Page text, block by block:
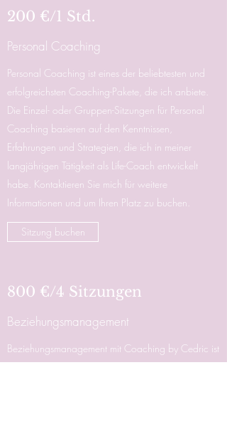
200 €/1 Std.
Personal Coaching
Personal Coaching ist eines der beliebtesten und
erfolgreichsten Coaching-Pakete, die ich anbiete.
Die Einzel- oder Gruppen-Sitzungen für Personal
Coaching basieren auf den Kenntnissen,
Erfahrungen und Strategien, die ich in meiner
langjährigen Tätigkeit als Life-Coach entwickelt
habe. Kontaktieren Sie mich für weitere
Informationen und um Ihren Platz zu buchen.
Sitzung buchen
800 €/4 Sitzungen
Beziehungsmanagement
Beziehungsmanagement mit Coaching by Cedric ist
anders, als jedes andere Coaching-Programm, das